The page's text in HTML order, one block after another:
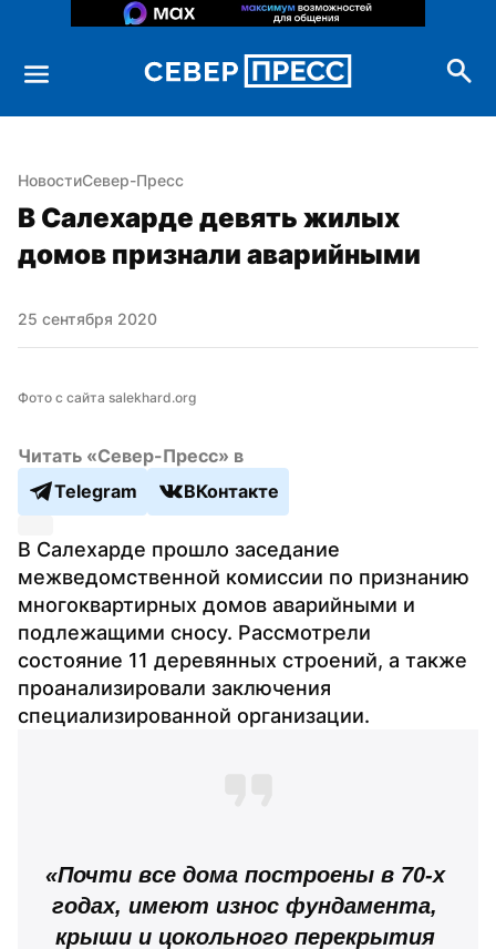
НовостиСевер-Пресс
В Салехарде девять жилых
домов признали аварийными
25 сентября 2020
Фото с сайта salekhard.org
Читать «Север-Пресс» в
Telegram
ВКонтакте
В Салехарде прошло заседание
межведомственной комиссии по признанию
многоквартирных домов аварийными и
подлежащими сносу. Рассмотрели
состояние 11 деревянных строений, а также
проанализировали заключения
специализированной организации.
«Почти все дома построены в 70-х
годах, имеют износ фундамента,
крыши и цокольного перекрытия